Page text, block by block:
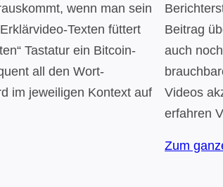
wenn man sein
Texten füttert
Tastatur ein Bitcoin-
all den Wort-
im jeweiligen Kontext auf
Beitrag
auch
Videos
erfahren
Zum